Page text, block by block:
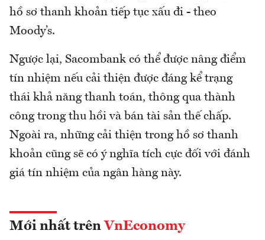
hồ sơ thanh khoản tiếp tục xấu đi - theo
Moody’s.
Ngược lại, Sacombank có thể được nâng điểm
tín nhiệm nếu cải thiện được đáng kể trạng
thái khả năng thanh toán, thông qua thành
công trong thu hồi và bán tài sản thế chấp.
Ngoài ra, những cải thiện trong hồ sơ thanh
khoản cũng sẽ có ý nghĩa tích cực đối với đánh
giá tín nhiệm của ngân hàng này.
Mới nhất trên VnEconomy